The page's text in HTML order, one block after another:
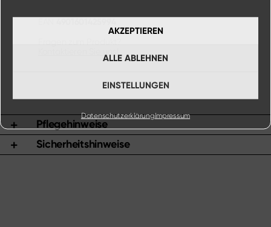
AKZEPTIEREN
ALLE ABLEHNEN
EINSTELLUNGEN
DatenschutzerklärungImpressum
Pflegehinweise
Sicherheitshinweise